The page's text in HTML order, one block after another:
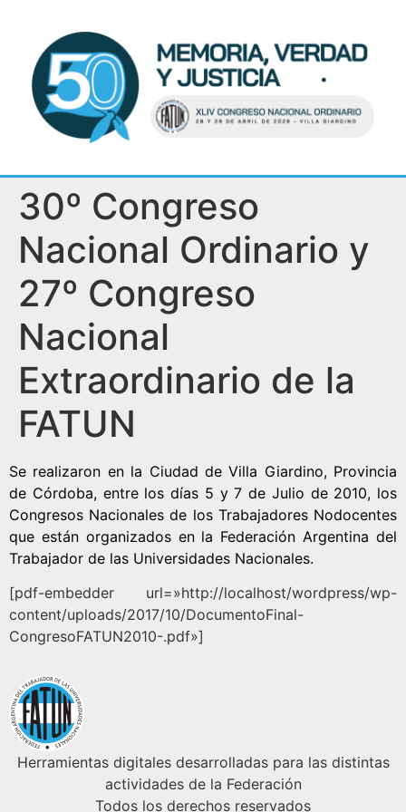
30º Congreso
Nacional Ordinario y
27º Congreso
Nacional
Extraordinario de la
FATUN
Se realizaron en la Ciudad de Villa Giardino, Provincia
de Córdoba, entre los días 5 y 7 de Julio de 2010, los
Congresos Nacionales de los Trabajadores Nodocentes
que están organizados en la Federación Argentina del
Trabajador de las Universidades Nacionales.
[pdf-embedder url=»http://localhost/wordpress/wp-
content/uploads/2017/10/DocumentoFinal-
CongresoFATUN2010-.pdf»]
Herramientas digitales desarrolladas para las distintas
actividades de la Federación
Todos los derechos reservados